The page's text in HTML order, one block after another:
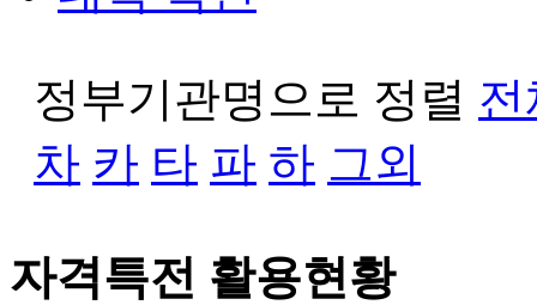
정부기관명으로 정렬 전
차 카 타 파 하 그외
자격특전 활용현황